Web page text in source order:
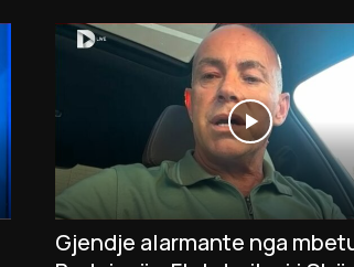
Gjendje alarmante nga